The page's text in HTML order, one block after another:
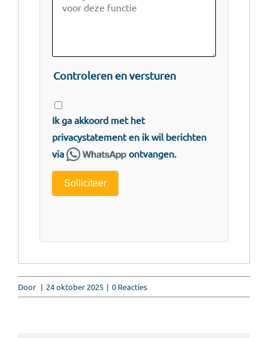
Controleren en versturen
Ik ga akkoord met het
privacystatementen ik wil berichten
via
ontvangen.
Solliciteer
Door | 24 oktober 2025 | 0 Reacties